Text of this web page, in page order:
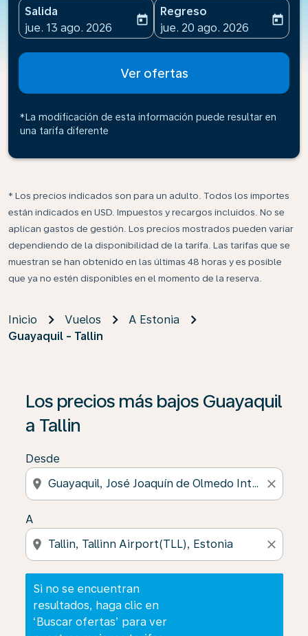
Salida
fc-booking-departure-date-aria-label
jue. 13 ago. 2026
today
Regreso
fc-booking-return-date-
jue. 20 ago. 2026
today
Ver ofertas
*La modificación de esta información puede resultar en
una tarifa diferente
* Los precios indicados son para un adulto. Todos los importes
están indicados en USD. Impuestos y recargos incluidos. No se
aplican gastos de gestión. Los precios mostrados pueden variar
dependiendo de la disponibilidad de la tarifa. Las tarifas que se
muestran se han obtenido en las últimas 48 horas y es posible
que ya no estén disponibles en el momento de la reserva.
Inicio Vuelos
A Estonia
Guayaquil - Tallin
Los precios más bajos Guayaquil
a Tallin
Desde
location_on close
A
location_on close
Si no se encuentran
resultados, haga clic en
‘Buscar ofertas’ para ver
Si no se encuentran resultados, haga clic en ‘Buscar